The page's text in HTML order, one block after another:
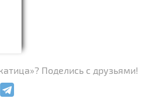
Поделись с друзьями!